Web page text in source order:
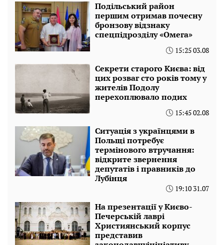
Подільський район
першим отримав почесну
бронзову відзнаку
спецпідрозділу «Омега»
15:25 03.08
Секрети старого Києва: від
цих розваг сто років тому у
жителів Подолу
перехоплювало подих
15:45 02.08
Ситуація з українцями в
Польщі потребує
термінового втручання:
відкрите звернення
депутатів і правників до
Лубінця
19:10 31.07
На презентації у Києво-
Печерській лаврі
Християнський корпус
представив